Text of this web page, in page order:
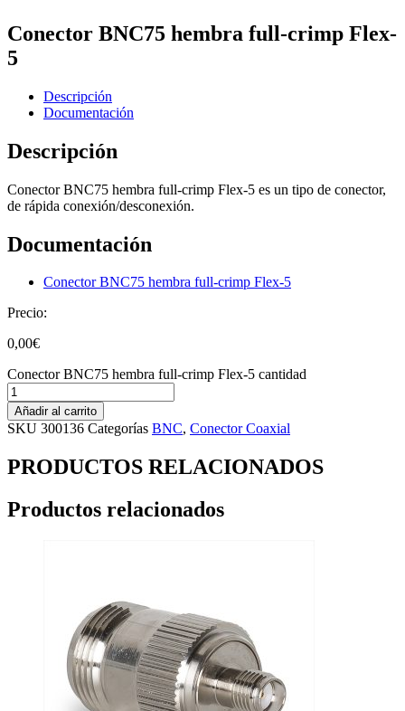
Conector BNC75 hembra full-crimp Flex-
5
Descripción
Documentación
Descripción
Conector BNC75 hembra full-crimp Flex-5 es un tipo de conector,
de rápida conexión/desconexión.
Documentación
Conector BNC75 hembra full-crimp Flex-5
Precio:
0,00€
Conector BNC75 hembra full-crimp Flex-5 cantidad
Añadir al carrito
SKU 300136 Categorías BNC, Conector Coaxial
PRODUCTOS RELACIONADOS
Productos relacionados